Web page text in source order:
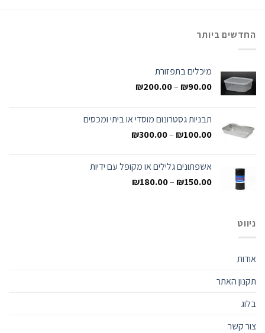
החדשים ביותר
מיכלים בתפזורת
₪90.00
–
₪200.00
תבניות גסטרונום מוסדי או ביתי ומכסים
₪100.00
–
₪300.00
אשפתונים גלילים או מקופל עם ידיות
₪150.00
–
₪180.00
ניווט
אודות
תקנון האתר
בלוג
צור קשר